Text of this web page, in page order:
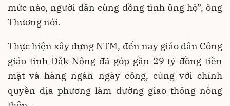
mức nào, người dân cũng đồng tình ủng hộ”, ông
Thương nói.
Thực hiện xây dựng NTM, đến nay giáo dân Công
giáo tỉnh Đắk Nông đã góp gần 29 tỷ đồng tiền
mặt và hàng ngàn ngày công, cùng với chính
quyền địa phương làm đường giao thông nông